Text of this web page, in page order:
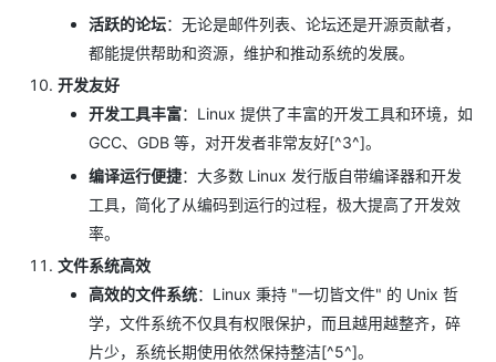
活跃的论坛：无论是邮件列表、论坛还是开源贡献者，
都能提供帮助和资源，维护和推动系统的发展。
开发友好
开发工具丰富：Linux 提供了丰富的开发工具和环境，如
GCC、GDB 等，对开发者非常友好[^3^]。
编译运行便捷：大多数 Linux 发行版自带编译器和开发
工具，简化了从编码到运行的过程，极大提高了开发效
率。
文件系统高效
高效的文件系统：Linux 秉持 "一切皆文件" 的 Unix 哲
学，文件系统不仅具有权限保护，而且越用越整齐，碎
片少，系统长期使用依然保持整洁[^5^]。